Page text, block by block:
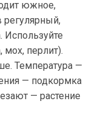
южное,
регулярный,
Используйте
перлит).
Температура —
— подкормка
— растение